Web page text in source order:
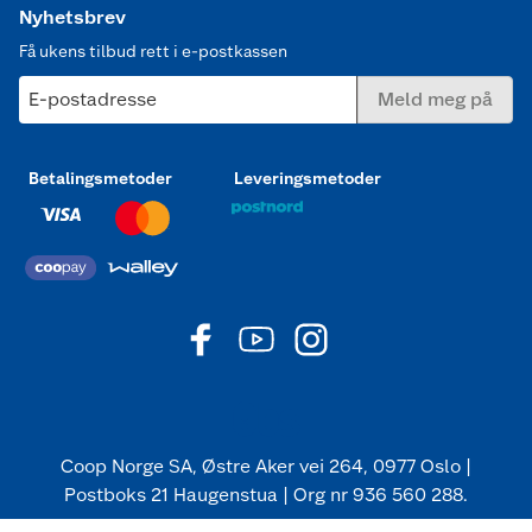
Nyhetsbrev
Få ukens tilbud rett i e-postkassen
E-postadresse Meld meg på
Betalingsmetoder Leveringsmetoder
Coop Norge SA, Østre Aker vei 264, 0977 Oslo |
Postboks 21 Haugenstua | Org nr 936 560 288.